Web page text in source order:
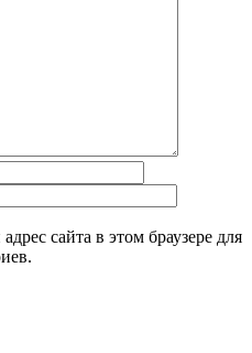
сайта в этом браузере для